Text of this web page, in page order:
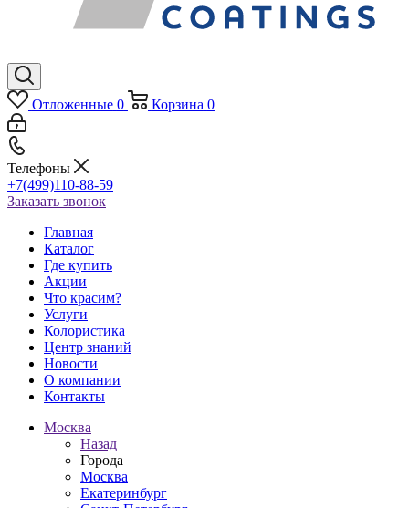
Отложенные 0 Корзина 0
Телефоны
+7(499)110-88-59
Заказать звонок
Главная
Каталог
Где купить
Акции
Что красим?
Услуги
Колористика
Центр знаний
Новости
О компании
Контакты
Москва
Назад
Города
Москва
Екатеринбург